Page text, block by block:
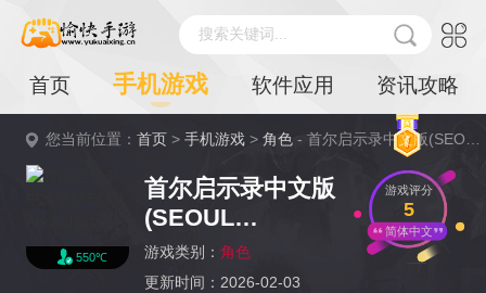
搜索关键词...
首页 手机游戏 软件应用 资讯攻略
您当前位置：首页 >手机游戏 >角色 - 首尔启示录中文版(SEOUL Apocalypse)详情
550℃
首尔启示录中文版
(SEOUL
Apocalypse)
游戏类别： 角色
更新时间：2026-02-03
游戏评分
5
简体中文